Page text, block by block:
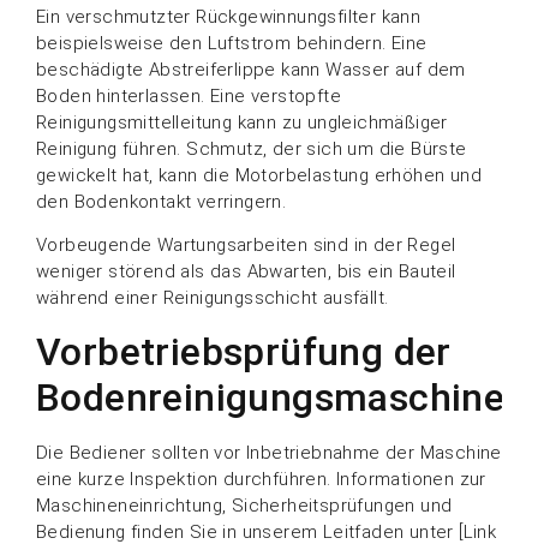
Ein verschmutzter Rückgewinnungsfilter kann
beispielsweise den Luftstrom behindern. Eine
beschädigte Abstreiferlippe kann Wasser auf dem
Boden hinterlassen. Eine verstopfte
Reinigungsmittelleitung kann zu ungleichmäßiger
Reinigung führen. Schmutz, der sich um die Bürste
gewickelt hat, kann die Motorbelastung erhöhen und
den Bodenkontakt verringern.
Vorbeugende Wartungsarbeiten sind in der Regel
weniger störend als das Abwarten, bis ein Bauteil
während einer Reinigungsschicht ausfällt.
Vorbetriebsprüfung der
Bodenreinigungsmaschine
Die Bediener sollten vor Inbetriebnahme der Maschine
eine kurze Inspektion durchführen. Informationen zur
Maschineneinrichtung, Sicherheitsprüfungen und
Bedienung finden Sie in unserem Leitfaden unter [Link